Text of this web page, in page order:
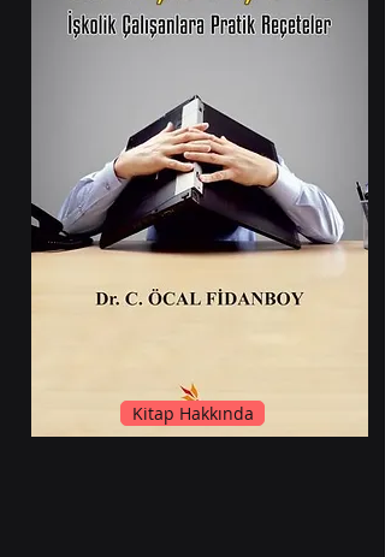
Kitap Hakkında